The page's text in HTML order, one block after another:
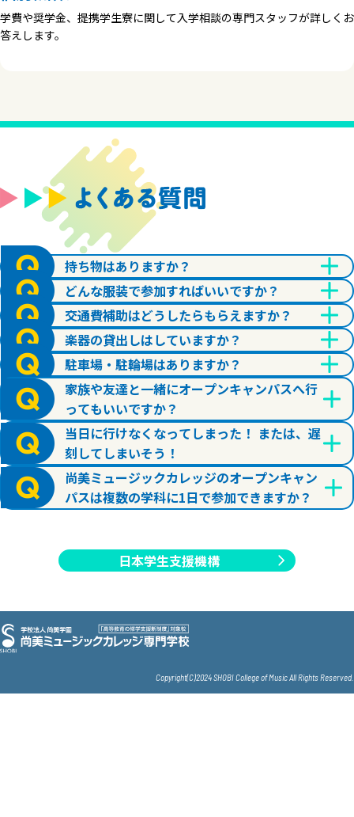
学費や奨学金、提携学生寮に関して入学相談の専門スタッフが詳しくお
答えします。
持ち物はありますか？
どんな服装で参加すればいいですか？
交通費補助はどうしたらもらえますか？
楽器の貸出しはしていますか？
駐車場・駐輪場はありますか？
家族や友達と一緒にオープンキャンパスへ行
ってもいいですか？
当日に行けなくなってしまった！ または、遅
刻してしまいそう！
尚美ミュージックカレッジのオープンキャン
パスは複数の学科に1日で参加できますか？
日本学生支援機構
Copyright(C)2024 SHOBI College of Music All Rights Reserved.